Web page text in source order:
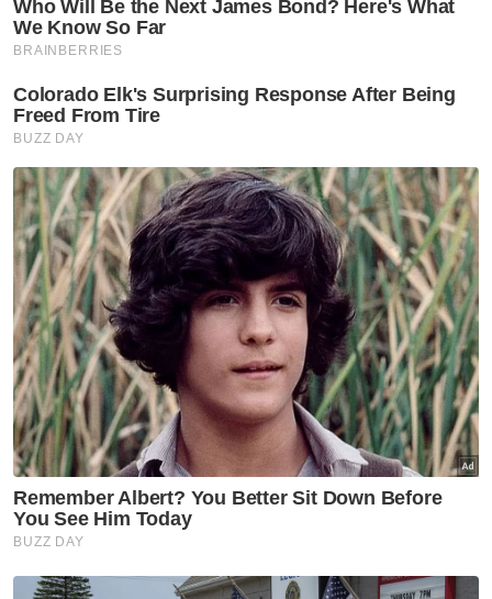
Muat turun aplikasi Sinar Harian.
KFA
Zulkifli Che Haron
Artikel Disyorkan
Sukan
Bapa Lionel Messi meninggal
dunia pada usia 68 tahun
Malaya ke separuh akhir Piala